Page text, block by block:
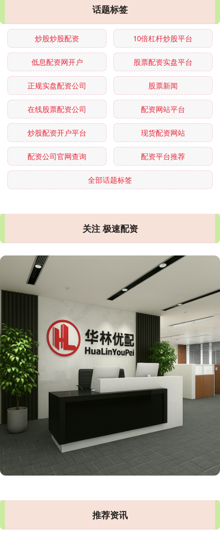
话题标签
炒股炒股配资 10倍杠杆炒股平台
低息配资网开户 股票配资实盘平台
正规实盘配资公司 股票新闻
在线股票配资公司 配资网站平台
炒股配资开户平台 现货配资网站
配资公司官网查询 配资平台推荐
全部话题标签
关注 极速配资
推荐资讯